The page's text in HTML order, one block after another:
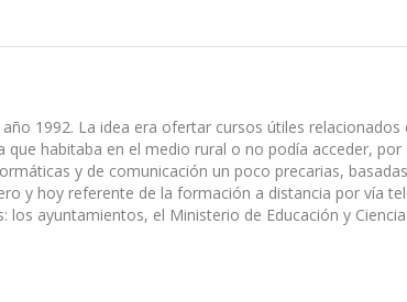
1992. La idea era ofertar cursos útiles
habitaba en el medio rural o no podía acceder, por
y de comunicación un poco precarias,
y hoy referente de la formación a distancia por vía
ayuntamientos, el Ministerio de Educación y